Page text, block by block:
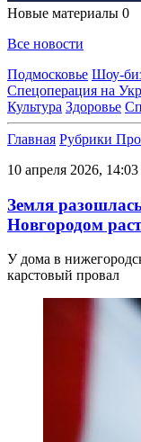
Новые материалы 0
Все новости
Подмосковье Шоу-
Спецоперация на
Культура Здоровье
Главная Рубрики
10 апреля 2026, 14:03
Земля
Новгородом
У дома в
карстовый провал